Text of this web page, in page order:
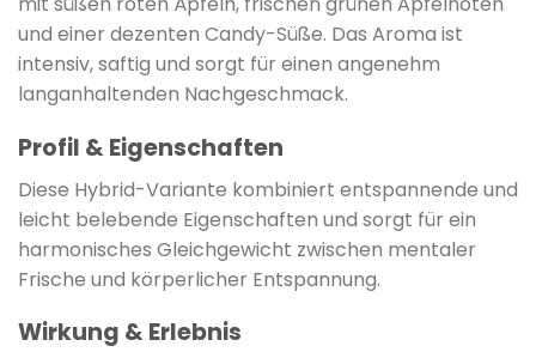
und einer dezenten Candy-Süße. Das Aroma ist
intensiv, saftig und sorgt für einen angenehm
langanhaltenden Nachgeschmack.
Profil & Eigenschaften
Diese Hybrid-Variante kombiniert entspannende und
leicht belebende Eigenschaften und sorgt für ein
harmonisches Gleichgewicht zwischen mentaler
Frische und körperlicher Entspannung.
Wirkung & Erlebnis